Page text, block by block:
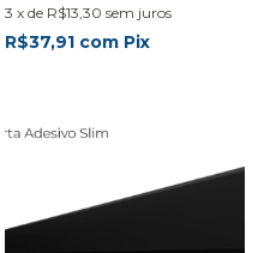
3 x de R$13,30 sem juros
R$37,91 com Pix